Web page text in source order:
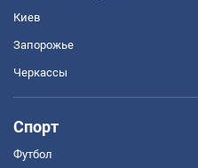
Киев
Запорожье
Черкассы
Спорт
Футбол